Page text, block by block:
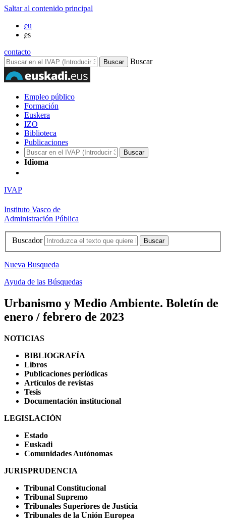
Saltar al contenido principal
eu
es
contacto
Buscar
Empleo público
Formación
Euskera
IZO
Biblioteca
Publicaciones
Idioma
IVAP
Instituto Vasco de
Administración Pública
Buscador
Nueva Busqueda
Ayuda de las Búsquedas
Urbanismo y Medio Ambiente. Boletín de
enero / febrero de 2023
NOTICIAS
BIBLIOGRAFÍA
Libros
Publicaciones periódicas
Artículos de revistas
Tesis
Documentación institucional
LEGISLACIÓN
Estado
Euskadi
Comunidades Autónomas
JURISPRUDENCIA
Tribunal Constitucional
Tribunal Supremo
Tribunales Superiores de Justicia
Tribunales de la Unión Europea